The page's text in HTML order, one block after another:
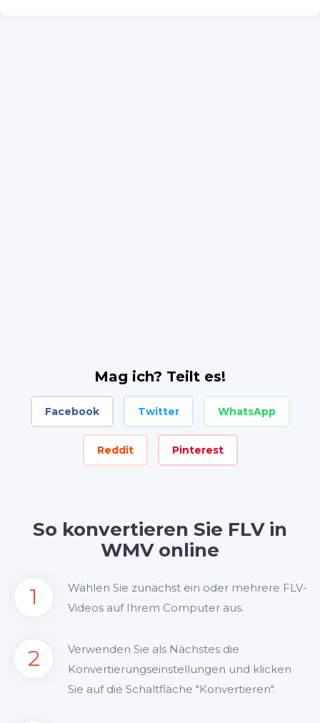
Mag ich? Teilt es!
Facebook Twitter WhatsApp
Reddit Pinterest
So konvertieren Sie FLV in
WMV online
1
Wählen Sie zunächst ein oder mehrere FLV-
Videos auf Ihrem Computer aus.
2
Verwenden Sie als Nächstes die
Konvertierungseinstellungen und klicken
Sie auf die Schaltfläche "Konvertieren".